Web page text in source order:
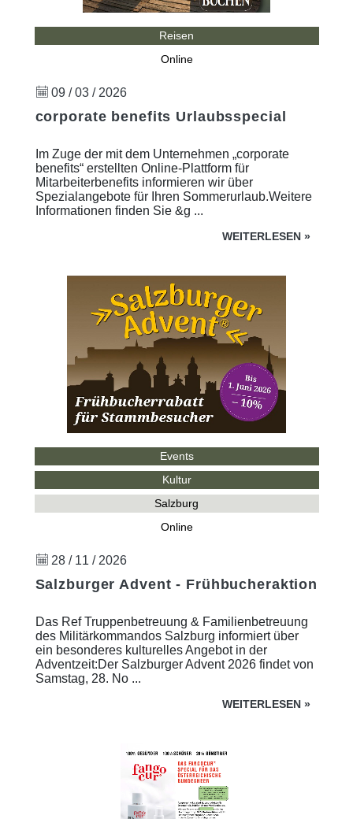
Reisen
Online
09 / 03 / 2026
corporate benefits Urlaubsspecial
Im Zuge der mit dem Unternehmen „corporate
benefits“ erstellten Online-Plattform für
Mitarbeiterbenefits informieren wir über
Spezialangebote für Ihren Sommerurlaub.Weitere
Informationen finden Sie &g ...
WEITERLESEN »
Events
Kultur
Salzburg
Online
28 / 11 / 2026
Salzburger Advent - Frühbucheraktion
Das Ref Truppenbetreuung & Familienbetreuung
des Militärkommandos Salzburg informiert über
ein besonderes kulturelles Angebot in der
Adventzeit:Der Salzburger Advent 2026 findet von
Samstag, 28. No ...
WEITERLESEN »